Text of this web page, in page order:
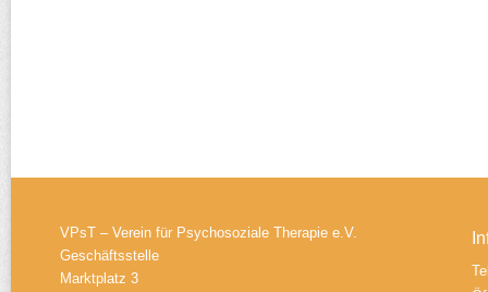
VPsT – Verein für Psychosoziale Therapie e.V.
Geschäftsstelle
Marktplatz 3